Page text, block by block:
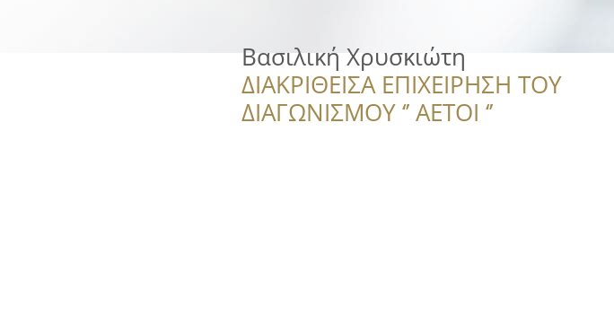
Βασιλική Χρυσκιώτη
ΔΙΑΚΡΙΘΕΙΣΑ ΕΠΙΧΕΙΡΗΣΗ ΤΟΥ
ΔΙΑΓΩΝΙΣΜΟΥ ‘’ ΑΕΤΟΙ ‘’